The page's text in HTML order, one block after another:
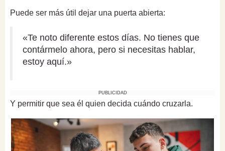
Puede ser más útil dejar una puerta abierta:
«Te noto diferente estos días. No tienes que
contármelo ahora, pero si necesitas hablar,
estoy aquí.»
PUBLICIDAD
Y permitir que sea él quien decida cuándo cruzarla.